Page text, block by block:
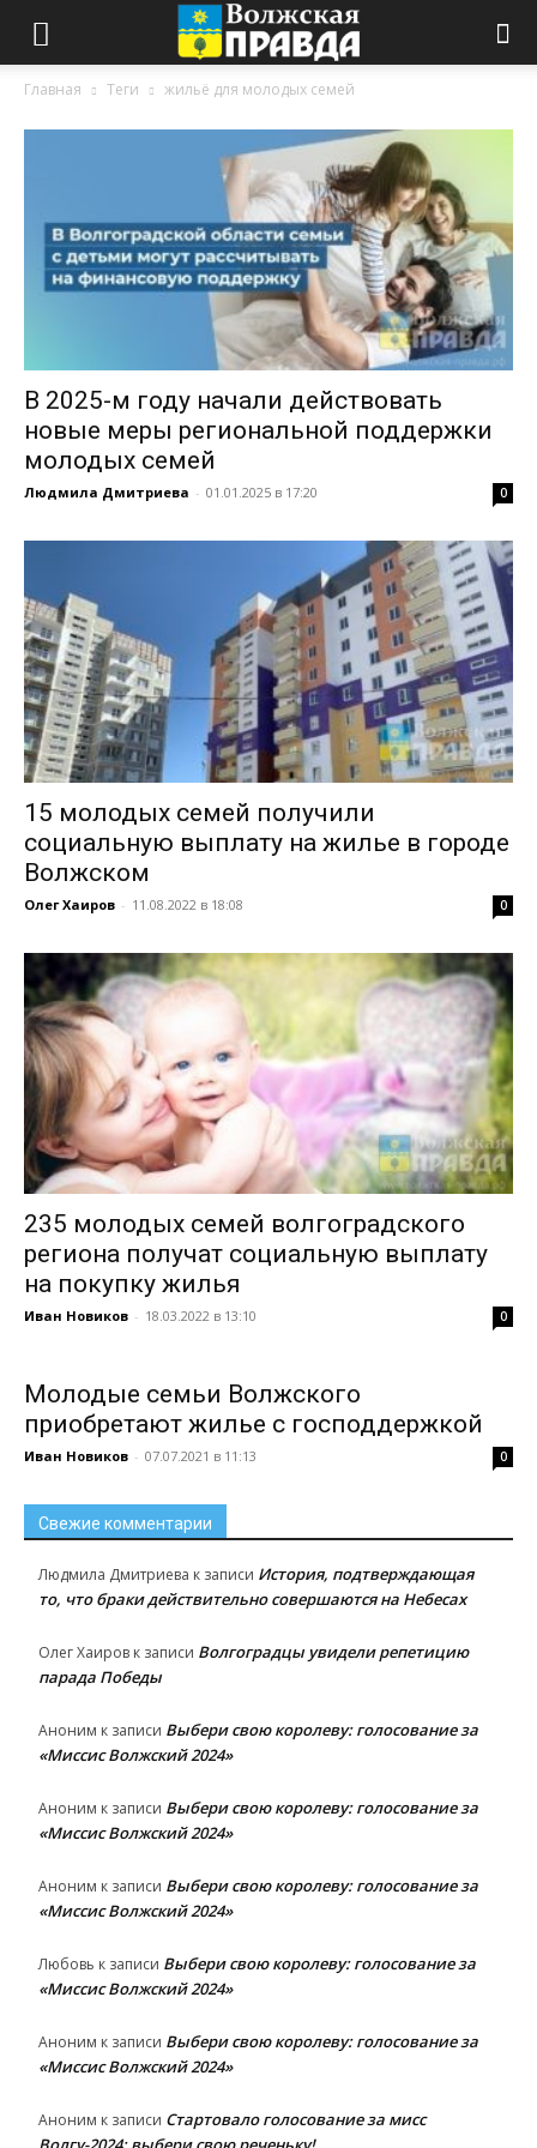
Главная Теги жильё для молодых семей
В 2025-м году начали действовать
новые меры региональной поддержки
молодых семей
Людмила Дмитриева - 01.01.2025 в 17:20 0
15 молодых семей получили
социальную выплату на жилье в городе
Волжском
Олег Хаиров - 11.08.2022 в 18:08 0
235 молодых семей волгоградского
региона получат социальную выплату
на покупку жилья
Иван Новиков - 18.03.2022 в 13:10 0
Молодые семьи Волжского
приобретают жилье с господдержкой
Иван Новиков - 07.07.2021 в 11:13 0
Свежие комментарии
Людмила Дмитриева к записи История, подтверждающая
то, что браки действительно совершаются на Небесах
Олег Хаиров к записи Волгоградцы увидели репетицию
парада Победы
Аноним к записи Выбери свою королеву: голосование за
«Миссис Волжский 2024»
Аноним к записи Выбери свою королеву: голосование за
«Миссис Волжский 2024»
Аноним к записи Выбери свою королеву: голосование за
«Миссис Волжский 2024»
Любовь к записи Выбери свою королеву: голосование за
«Миссис Волжский 2024»
Аноним к записи Выбери свою королеву: голосование за
«Миссис Волжский 2024»
Аноним к записи Стартовало голосование за мисс